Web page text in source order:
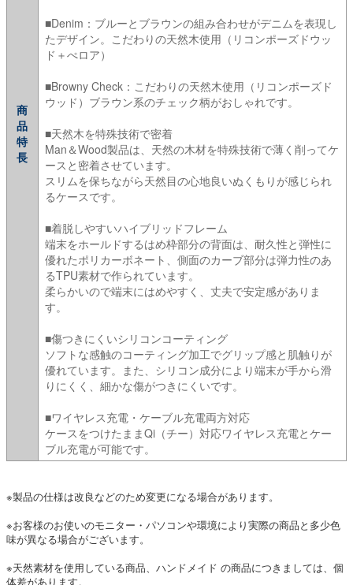
商
品
特
長
■Denim：ブルーとブラウンの組み合わせがデニムを表現し
たデザイン。こだわりの天然木使用（リコンポーズドウッ
ド＋ぺロア）
■Browny Check：こだわりの天然木使用（リコンポーズド
ウッド）ブラウン系のチェック柄がおしゃれです。
■天然木を特殊技術で密着
Man＆Wood製品は、天然の木材を特殊技術で薄く削ってケ
ースと密着させています。
スリムを保ちながら天然目の心地良いぬくもりが感じられ
るケースです。
■着脱しやすいハイブリッドフレーム
端末をホールドするはめ枠部分の背面は、耐久性と弾性に
優れたポリカーボネート、側面のカーブ部分は弾力性のあ
るTPU素材で作られています。
柔らかいので端末にはめやすく、丈夫で安定感がありま
す。
■傷つきにくいシリコンコーティング
ソフトな感触のコーティング加工でグリップ感と肌触りが
優れています。また、シリコン成分により端末が手から滑
りにくく、細かな傷がつきにくいです。
■ワイヤレス充電・ケーブル充電両方対応
ケースをつけたままQi（チー）対応ワイヤレス充電とケー
ブル充電が可能です。
※製品の仕様は改良などのため変更になる場合があります。
※お客様のお使いのモニター・パソコンや環境により実際の商品と多少色
味が異なる場合がございます。
※天然素材を使用している商品、ハンドメイド の商品につきましては、個
体差があります。